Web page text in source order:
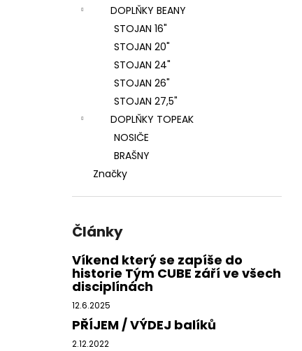
DOPLŇKY BEANY
STOJAN 16"
STOJAN 20"
STOJAN 24"
STOJAN 26"
STOJAN 27,5"
DOPLŇKY TOPEAK
NOSIČE
BRAŠNY
Značky
Články
Víkend který se zapíše do
historie Tým CUBE září ve všech
disciplínách
12.6.2025
PŘÍJEM / VÝDEJ balíků
2.12.2022